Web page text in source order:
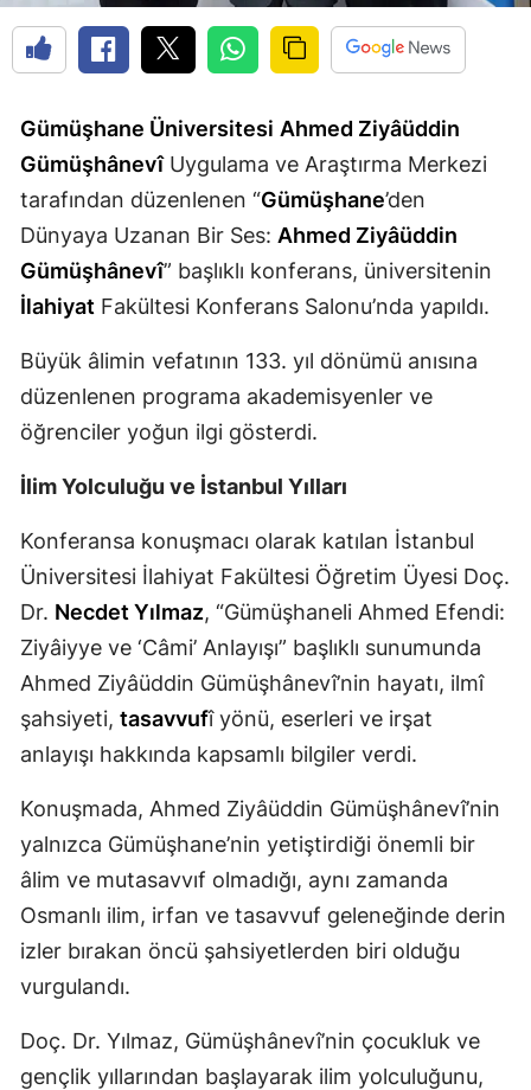
Hatay
Mersin
İstanbul
İzmir
Kars
Kayseri
Kırklareli
Kırşehir
Konya
Kütahya
Malatya
Manisa
Kahramanmaraş
Mardin
Muğla
Muş
Nevşehir
Ordu
Gümüşhane Üniversitesi Ahmed Ziyâüddin
GümüşhânevîUygulama ve Araştırma Merkezi
tarafından düzenlenen “Gümüşhane’den
Dünyaya Uzanan Bir Ses: Ahmed Ziyâüddin
Gümüşhânevî” başlıklı konferans, üniversitenin
İlahiyat Fakültesi Konferans Salonu’nda yapıldı.
Büyük âlimin vefatının 133. yıl dönümü anısına
düzenlenen programa akademisyenler ve
öğrenciler yoğun ilgi gösterdi.
İlim Yolculuğu ve İstanbul Yılları
Konferansa konuşmacı olarak katılan İstanbul
Üniversitesi İlahiyat Fakültesi Öğretim Üyesi Doç.
Dr. Necdet Yılmaz, “Gümüşhaneli Ahmed Efendi:
Ziyâiyye ve ‘Câmi’ Anlayışı” başlıklı sunumunda
Ahmed Ziyâüddin Gümüşhânevî’nin hayatı, ilmî
şahsiyeti, tasavvufî yönü, eserleri ve irşat
anlayışı hakkında kapsamlı bilgiler verdi.
Konuşmada, Ahmed Ziyâüddin Gümüşhânevî’nin
yalnızca Gümüşhane’nin yetiştirdiği önemli bir
âlim ve mutasavvıf olmadığı, aynı zamanda
Osmanlı ilim, irfan ve tasavvuf geleneğinde derin
izler bırakan öncü şahsiyetlerden biri olduğu
vurgulandı.
Doç. Dr. Yılmaz, Gümüşhânevî’nin çocukluk ve
gençlik yıllarından başlayarak ilim yolculuğunu,